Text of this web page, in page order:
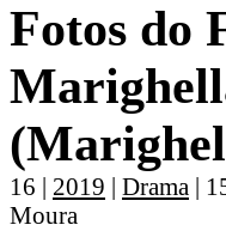
Fotos do
16 | 2019 | Drama |
Moura